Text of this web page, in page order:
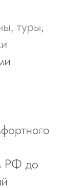
туры,
РФ до